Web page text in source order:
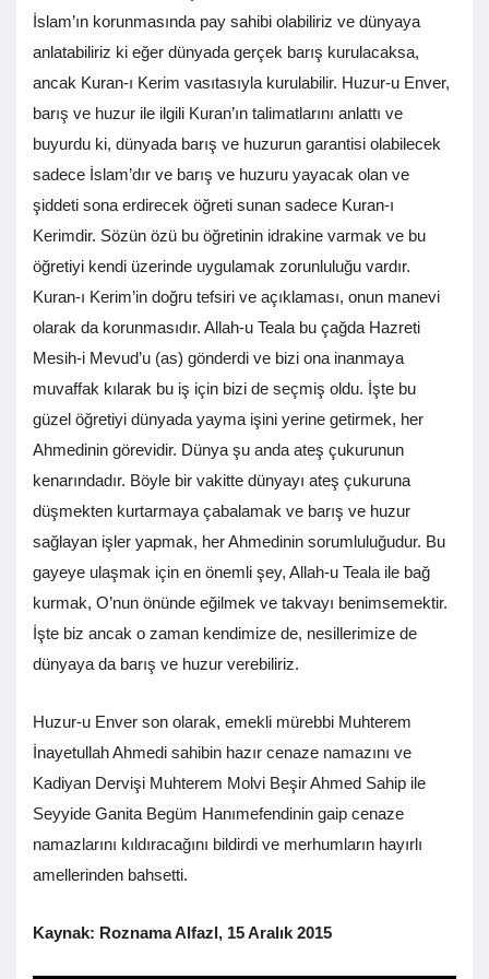
İslam’ın korunmasında pay sahibi olabiliriz ve dünyaya
anlatabiliriz ki eğer dünyada gerçek barış kurulacaksa,
ancak Kuran-ı Kerim vasıtasıyla kurulabilir. Huzur-u Enver,
barış ve huzur ile ilgili Kuran’ın talimatlarını anlattı ve
buyurdu ki, dünyada barış ve huzurun garantisi olabilecek
sadece İslam’dır ve barış ve huzuru yayacak olan ve
şiddeti sona erdirecek öğreti sunan sadece Kuran-ı
Kerimdir. Sözün özü bu öğretinin idrakine varmak ve bu
öğretiyi kendi üzerinde uygulamak zorunluluğu vardır.
Kuran-ı Kerim’in doğru tefsiri ve açıklaması, onun manevi
olarak da korunmasıdır. Allah-u Teala bu çağda Hazreti
Mesih-i Mevud’u (as) gönderdi ve bizi ona inanmaya
muvaffak kılarak bu iş için bizi de seçmiş oldu. İşte bu
güzel öğretiyi dünyada yayma işini yerine getirmek, her
Ahmedinin görevidir. Dünya şu anda ateş çukurunun
kenarındadır. Böyle bir vakitte dünyayı ateş çukuruna
düşmekten kurtarmaya çabalamak ve barış ve huzur
sağlayan işler yapmak, her Ahmedinin sorumluluğudur. Bu
gayeye ulaşmak için en önemli şey, Allah-u Teala ile bağ
kurmak, O’nun önünde eğilmek ve takvayı benimsemektir.
İşte biz ancak o zaman kendimize de, nesillerimize de
dünyaya da barış ve huzur verebiliriz.
Huzur-u Enver son olarak, emekli mürebbi Muhterem
İnayetullah Ahmedi sahibin hazır cenaze namazını ve
Kadiyan Dervişi Muhterem Molvi Beşir Ahmed Sahip ile
Seyyide Ganita Begüm Hanımefendinin gaip cenaze
namazlarını kıldıracağını bildirdi ve merhumların hayırlı
amellerinden bahsetti.
Kaynak: Roznama Alfazl, 15 Aralık 2015